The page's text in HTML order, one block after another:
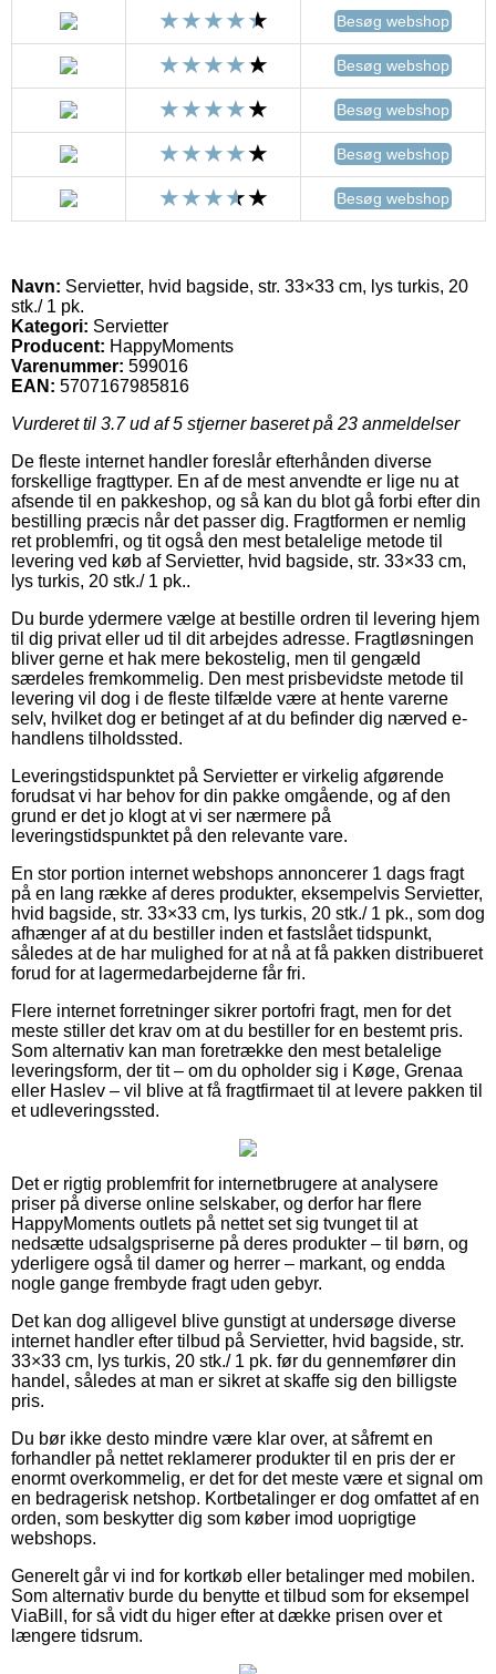
Besøg webshop
Besøg webshop
Besøg webshop
Besøg webshop
Besøg webshop
Navn: Servietter, hvid bagside, str. 33×33 cm, lys turkis, 20
stk./ 1 pk.
Kategori: Servietter
Producent: HappyMoments
Varenummer: 599016
EAN: 5707167985816
Vurderet til 3.7ud af 5 stjerner baseret på 23 anmeldelser
De fleste internet handler foreslår efterhånden diverse
forskellige fragttyper. En af de mest anvendte er lige nu at
afsende til en pakkeshop, og så kan du blot gå forbi efter din
bestilling præcis når det passer dig. Fragtformen er nemlig
ret problemfri, og tit også den mest betalelige metode til
levering ved køb af Servietter, hvid bagside, str. 33×33 cm,
lys turkis, 20 stk./ 1 pk..
Du burde ydermere vælge at bestille ordren til levering hjem
til dig privat eller ud til dit arbejdes adresse. Fragtløsningen
bliver gerne et hak mere bekostelig, men til gengæld
særdeles fremkommelig. Den mest prisbevidste metode til
levering vil dog i de fleste tilfælde være at hente varerne
selv, hvilket dog er betinget af at du befinder dig nærved e-
handlens tilholdssted.
Leveringstidspunktet på Servietter er virkelig afgørende
forudsat vi har behov for din pakke omgående, og af den
grund er det jo klogt at vi ser nærmere på
leveringstidspunktet på den relevante vare.
En stor portion internet webshops annoncerer 1 dags fragt
på en lang række af deres produkter, eksempelvis Servietter,
hvid bagside, str. 33×33 cm, lys turkis, 20 stk./ 1 pk., som dog
afhænger af at du bestiller inden et fastslået tidspunkt,
således at de har mulighed for at nå at få pakken distribueret
forud for at lagermedarbejderne får fri.
Flere internet forretninger sikrer portofri fragt, men for det
meste stiller det krav om at du bestiller for en bestemt pris.
Som alternativ kan man foretrække den mest betalelige
leveringsform, der tit – om du opholder sig i Køge, Grenaa
eller Haslev – vil blive at få fragtfirmaet til at levere pakken til
et udleveringssted.
Det er rigtig problemfrit for internetbrugere at analysere
priser på diverse online selskaber, og derfor har flere
HappyMoments outlets på nettet set sig tvunget til at
nedsætte udsalgspriserne på deres produkter – til børn, og
yderligere også til damer og herrer – markant, og endda
nogle gange frembyde fragt uden gebyr.
Det kan dog alligevel blive gunstigt at undersøge diverse
internet handler efter tilbud på Servietter, hvid bagside, str.
33×33 cm, lys turkis, 20 stk./ 1 pk. før du gennemfører din
handel, således at man er sikret at skaffe sig den billigste
pris.
Du bør ikke desto mindre være klar over, at såfremt en
forhandler på nettet reklamerer produkter til en pris der er
enormt overkommelig, er det for det meste være et signal om
en bedragerisk netshop. Kortbetalinger er dog omfattet af en
orden, som beskytter dig som køber imod uoprigtige
webshops.
Generelt går vi ind for kortkøb eller betalinger med mobilen.
Som alternativ burde du benytte et tilbud som for eksempel
ViaBill, for så vidt du higer efter at dække prisen over et
længere tidsrum.